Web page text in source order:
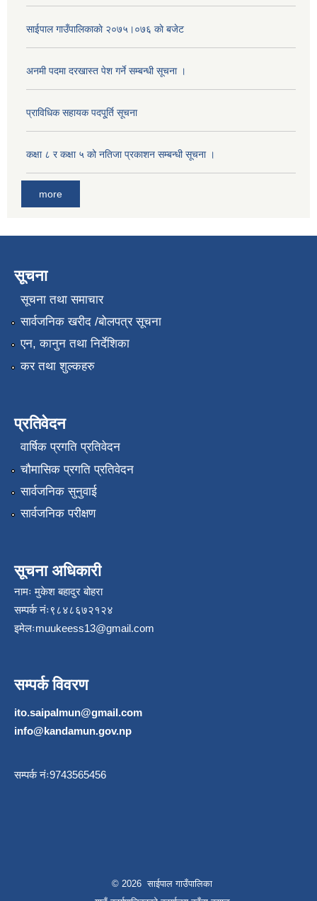
साईपाल गाउँपालिकाकाे २०७५।०७६ काे बजेट
अनमी पदमा दरखास्त पेश गर्ने सम्बन्धी सूचना ।
प्राविधिक सहायक पदपू्र्ति सूचना
कक्षा ८ र कक्षा ५ को नतिजा प्रकाशन सम्बन्धी सूचना ।
more
सूचना
सूचना तथा समाचार
सार्वजनिक खरीद /बोलपत्र सूचना
एन, कानुन तथा निर्देशिका
कर तथा शुल्कहरु
प्रतिवेदन
वार्षिक प्रगति प्रतिवेदन
चौमासिक प्रगति प्रतिवेदन
सार्वजनिक सुनुवाई
सार्वजनिक परीक्षण
सूचना अधिकारी
नामः मुकेश बहादुर बोहरा
सम्पर्क नंः९८४८६७२१२४
इमेलःmuukeess13@gmail.com
सम्पर्क विवरण
ito.saipalmun@gmail.com
info@kandamun.gov.np
सम्पर्क नंः9743565456
© 2026 साईपाल गाउँपालिका